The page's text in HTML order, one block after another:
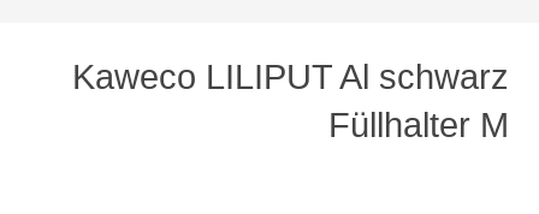
Kaweco LILIPUT Al schwarz
Füllhalter M